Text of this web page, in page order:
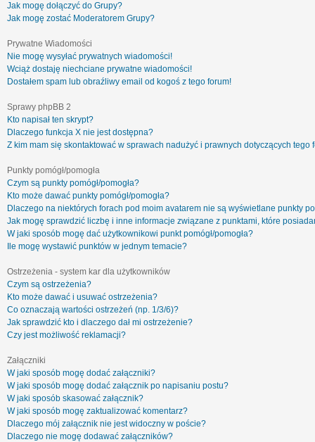
Jak mogę dołączyć do Grupy?
Jak mogę zostać Moderatorem Grupy?
Prywatne Wiadomości
Nie mogę wysyłać prywatnych wiadomości!
Wciąż dostaję niechciane prywatne wiadomości!
Dostałem spam lub obraźliwy email od kogoś z tego forum!
Sprawy phpBB 2
Kto napisał ten skrypt?
Dlaczego funkcja X nie jest dostępna?
Z kim mam się skontaktować w sprawach nadużyć i prawnych dotyczących tego
Punkty pomógł/pomogła
Czym są punkty pomógł/pomogła?
Kto może dawać punkty pomógł/pomogła?
Dlaczego na niektórych forach pod moim avatarem nie są wyświetlane punkty
Jak mogę sprawdzić liczbę i inne informacje związane z punktami, które
W jaki sposób mogę dać użytkownikowi punkt pomógł/pomogła?
Ile mogę wystawić punktów w jednym temacie?
Ostrzeżenia - system kar dla użytkowników
Czym są ostrzeżenia?
Kto może dawać i usuwać ostrzeżenia?
Co oznaczają wartości ostrzeżeń (np. 1/3/6)?
Jak sprawdzić kto i dlaczego dał mi ostrzeżenie?
Czy jest możliwość reklamacji?
Załączniki
W jaki sposób mogę dodać załączniki?
W jaki sposób mogę dodać załącznik po napisaniu postu?
W jaki sposób skasować załącznik?
W jaki sposób mogę zaktualizować komentarz?
Dlaczego mój załącznik nie jest widoczny w poście?
Dlaczego nie mogę dodawać załączników?